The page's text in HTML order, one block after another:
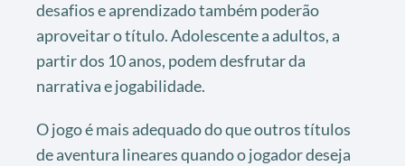
desafios e aprendizado também poderão
aproveitar o título. Adolescente a adultos, a
partir dos 10 anos, podem desfrutar da
narrativa e jogabilidade.
O jogo é mais adequado do que outros títulos
de aventura lineares quando o jogador deseja